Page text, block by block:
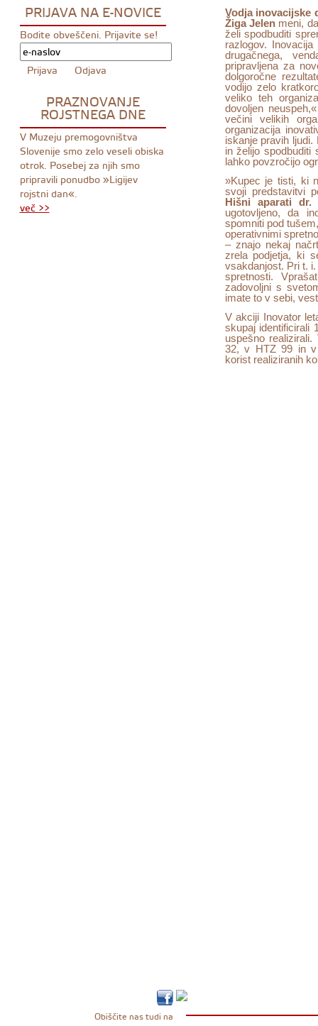
PRIJAVA NA E-NOVICE
Bodite obveščeni. Prijavite se!
PRAZNOVANJE
ROJSTNEGA DNE
V Muzeju premogovništva
Slovenije smo zelo veseli obiska
otrok. Posebej za njih smo
pripravili ponudbo »Ligijev
rojstni dan«.
več >>
Vodja inovacijske
Žiga Jelenmeni,
želi spodbuditi
razlogov.
drugačnega,
pripravljena za
dolgoročne
vodijo zelo
veliko teh
dovoljen
večini velikih
organizacija
iskanje pravih
in želijo spodbuditi
lahko povzročijo
»Kupec je tisti, ki
svoji predstavitvi
Hišni aparati
dr.
ugotovljeno, da
spomniti pod
operativnimi
– znajo nekaj
zrela podjetja, ki
vsakdanjost. Pri t.
spretnosti.
zadovoljni s
imate to v sebi,
V akciji Inovator
skupaj identificirali
uspešno
32, v HTZ 99 in v
korist realiziranih
Obiščite nas tudi na